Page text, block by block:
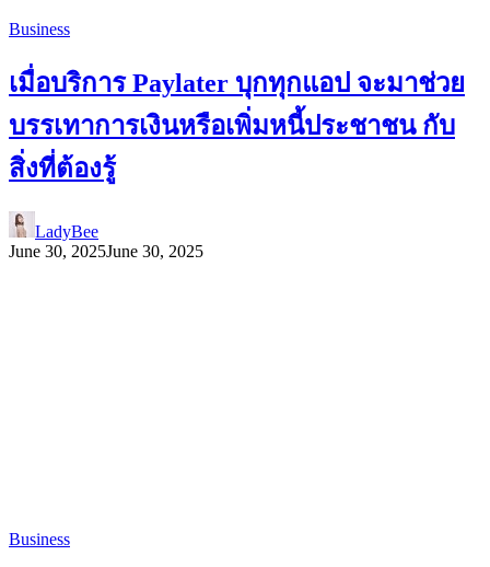
Business
เมื่อบริการ Paylater บุกทุกแอป จะมาช่วย
บรรเทาการเงินหรือเพิ่มหนี้ประชาชน กับ
สิ่งที่ต้องรู้
LadyBee
June 30, 2025June 30, 2025
Business